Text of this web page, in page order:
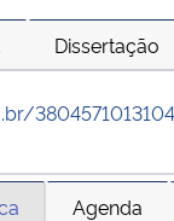
Dissertação
Agenda